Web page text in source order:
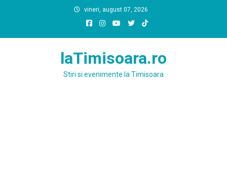
vineri, august 07, 2026
laTimisoara.ro
Stiri si evenimente la Timisoara